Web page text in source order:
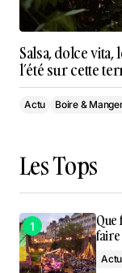
Salsa, dolce
l’été sur cette
Actu Boire &
Les Tops
Que
faire
Actu